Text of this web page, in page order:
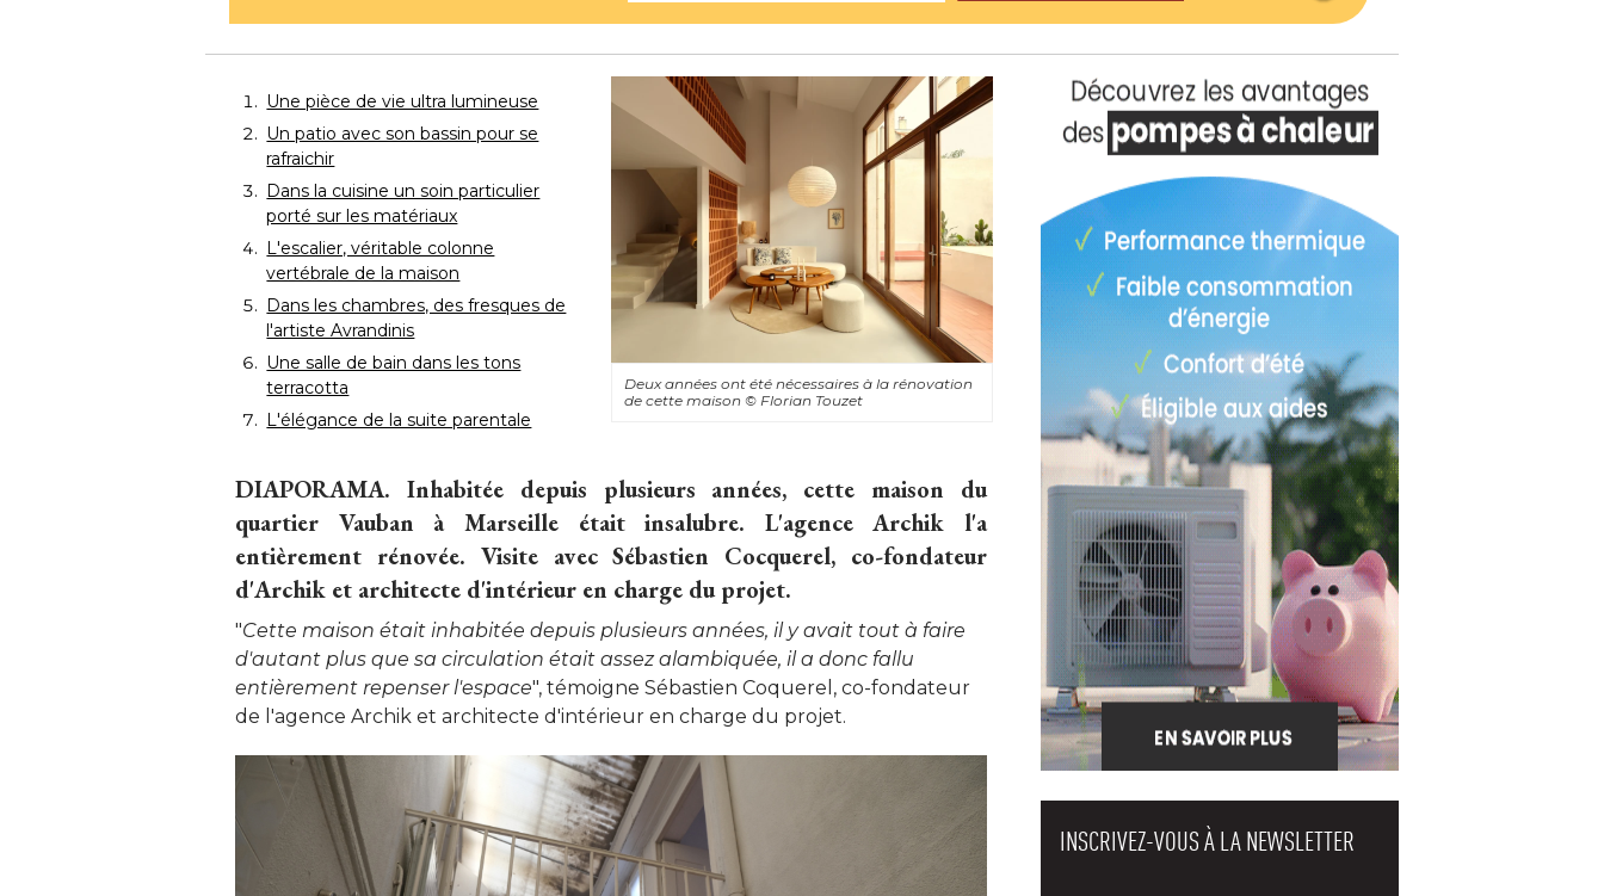
Deux années ont été nécessaires à la rénovation
de cette maison © Florian Touzet
Une pièce de vie ultra lumineuse
Un patio avec son bassin pour se
rafraichir
Dans la cuisine un soin particulier
porté sur les matériaux
L'escalier, véritable colonne
vertébrale de la maison
Dans les chambres, des fresques de
l'artiste Avrandinis
Une salle de bain dans les tons
terracotta
L'élégance de la suite parentale
DIAPORAMA. Inhabitée depuis plusieurs années, cette maison du
quartier Vauban à Marseille était insalubre. L'agence Archik l'a
entièrement rénovée. Visite avec Sébastien Cocquerel, co-fondateur
d'Archik et architecte d'intérieur en charge du projet.
"Cette maison était inhabitée depuis plusieurs années, il y avait tout à faire
d'autant plus que sa circulation était assez alambiquée, il a donc fallu
entièrement repenser l'espace", témoigne Sébastien Coquerel, co-fondateur
de l'agence Archik et architecte d'intérieur en charge du projet.
INSCRIVEZ-VOUS À LA NEWSLETTER